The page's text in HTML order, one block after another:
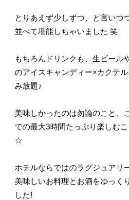
とりあえず少しずつ、と言いつ
並べて堪能しちゃいました 笑
もちろんドリンクも、生ビール
のアイスキャンディー×カクテ
み放題♪
美味しかったのは勿論のこと、
での最大3時間たっぷり楽しむ
☆
ホテルならではのラグジュアリ
美味しいお料理とお酒をゆっく
した!